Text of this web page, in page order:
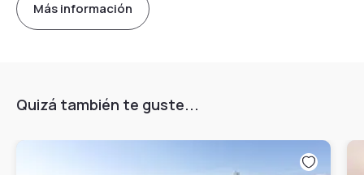
Más información
Quizá también te guste...